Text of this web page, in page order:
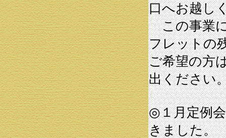
口へお越し
この事業に
フレットの
ご希望の方
出ください
◎１月定例
きました。